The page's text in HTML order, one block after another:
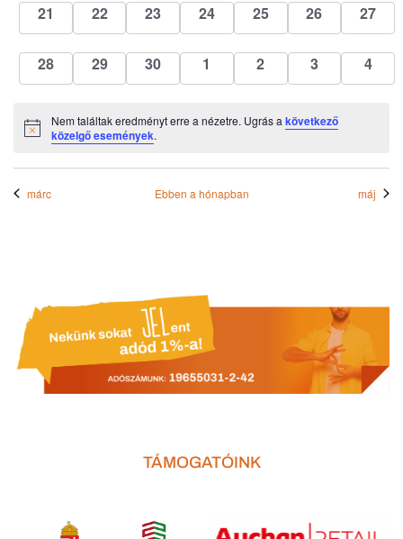
0
események
21
0
események
22
0
események
23
0
események
24
0
események
25
0
események
26
0
27
0
események
28
0
események
29
0
események
30
0
események
1
0
események
2
0
események
3
0
4
Notice
Nem találtak eredményt erre a nézetre. Ugrás akövetkező
közelgő események.
márc Ebben a hónapban máj
TÁMOGATÓINK